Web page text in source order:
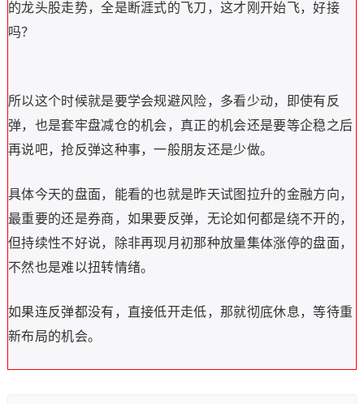
的龙头股走势，全是断涯式的飞刀，这才刚开始飞，好接
吗？
所以这个时候就是要学会规避风险，多看少动，即使有反
弹，也是套牢盘减仓的机会，真正的机会还是要等企稳之后
再说吧，抢反弹这种事，一般朋友还是少做。
具体今天的盘面，能看的也就是昨天试图拉升的金融方向，
最重要的还是券商，如果要反弹，无论如何都是绕不开的，
但持续性不好说，除非再现月初那种放量集体涨停的盘面，
不然也是难以扭转情绪。
如果连反弹都没有，直接低开走低，那就彻底休息，等待重
新布局的机会。